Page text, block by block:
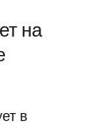
на
в